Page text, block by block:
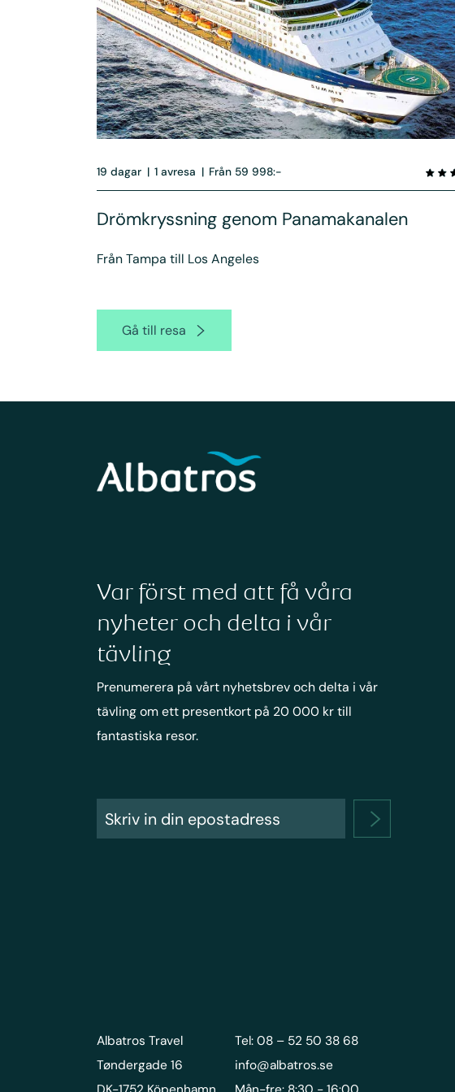
19 dagar | 1 avresa | Från 59 998:-
Drömkryssning genom Panamakanalen
Från Tampa till Los Angeles
Gå till resa
Var först med att få våra
nyheter och delta i vår
tävling
Prenumerera på vårt nyhetsbrev och delta i vår
tävling om ett presentkort på 20 000 kr till
fantastiska resor.
Albatros Travel
Tøndergade 16
Tel: 08 – 52 50 38 68
info@albatros.se